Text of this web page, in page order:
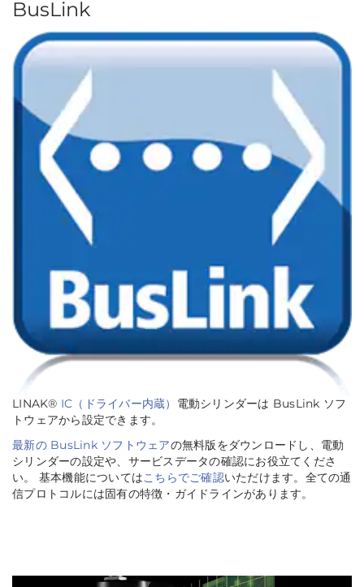
BusLink
LINAK® IC（ドライバー内蔵） 電動シリンダーは BusLink ソフ
トウェアから設定できます。
最新の BusLink ソフトウェアの無料版をダウンロードし、電動
シリンダーの設定や、サービスデータの確認にお役立てくださ
い。 基本機能についてはこちらでご確認いただけます。全ての通
信プロトコルには固有の特徴・ガイドラインがあります。